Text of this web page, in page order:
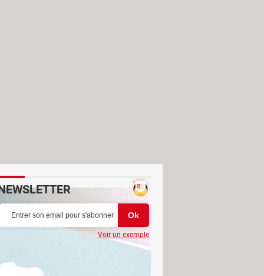
Voir un exemple